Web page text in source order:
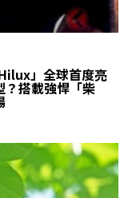
」全球首度亮
？搭載強悍「柴